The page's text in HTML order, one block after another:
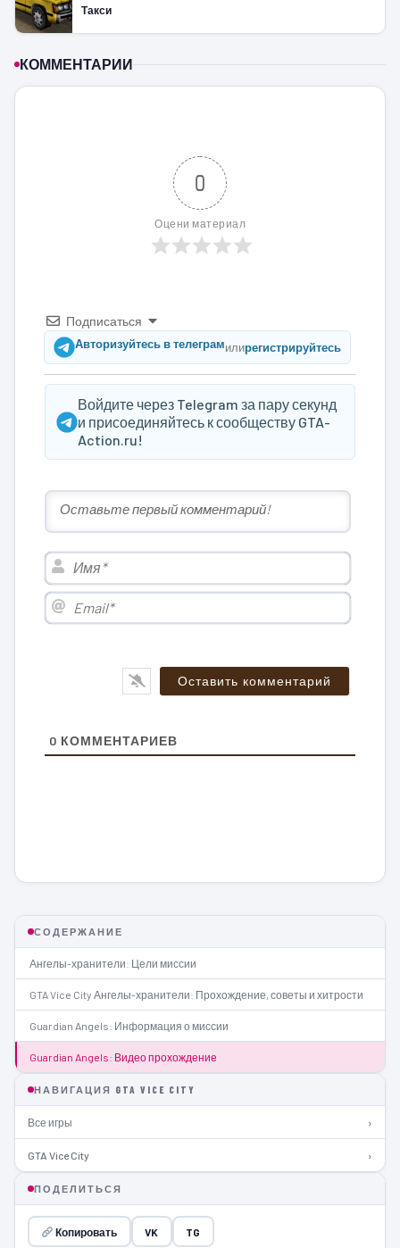
Такси
КОММЕНТАРИИ
0
Оцени материал
Подписаться
Авторизуйтесь в телеграмилирегистрируйтесь
Войдите через Telegram за пару секунд
и присоединяйтесь к сообществу GTA-
Action.ru!
Имя*
Email*
0 КОММЕНТАРИЕВ
СОДЕРЖАНИЕ
Ангелы-хранители: Цели миссии
GTA Vice City Ангелы-хранители: Прохождение, советы и хитрости
Guardian Angels: Информация о миссии
Guardian Angels: Видео прохождение
НАВИГАЦИЯ GTA VICE CITY
Все игры ›
GTA Vice City ›
ПОДЕЛИТЬСЯ
Копировать VK TG